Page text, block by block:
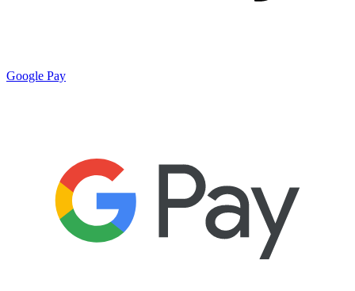
Google Pay